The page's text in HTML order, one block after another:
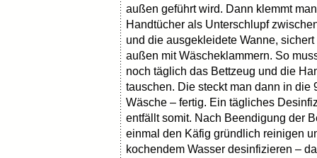
außen geführt wird. Dann klemmt man
Handtücher als Unterschlupf
und die ausgekleidete Wanne, sichert
außen mit Wäscheklammern. So
noch täglich das Bettzeug und die
tauschen. Die steckt man dann in die
Wäsche – fertig. Ein tägliches
entfällt somit. Nach Beendigung der
einmal den Käfig gründlich reinigen
kochendem Wasser desinfizieren –